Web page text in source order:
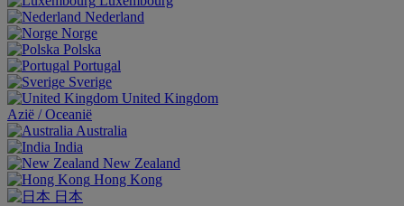
Nederland
Norge
Polska
Portugal
Sverige
United Kingdom
Aziё / Oceaniё
Australia
India
New Zealand
Hong Kong
日本